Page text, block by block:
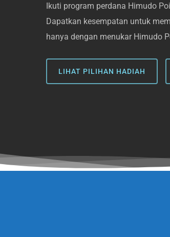
Ikuti program perdana Himudo
Dapatkan kesempatan untuk
hanya dengan menukar Himudo
LIHAT PILIHAN HADIAH